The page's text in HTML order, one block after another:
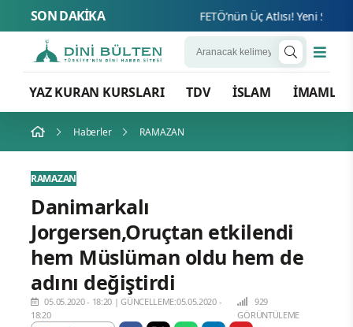
SON DAKİKA FETÖ’nün Üç Atlısı! Yeni
YAZ KURAN KURSLARI TDV İSLAM İMAMLAR
Haberler RAMAZAN
RAMAZAN
Danimarkalı
Jorgersen,Oruçtan etkilendi
hem Müslüman oldu hem de
adını değiştirdi
05.05.2020 - 18:20 |GÜNCELLEME:05.05.2020 -
18:20
929
GÖRÜNTÜLEME